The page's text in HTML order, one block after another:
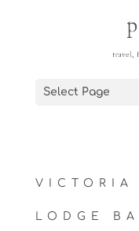
Select Page
VICTORIA
LODGE